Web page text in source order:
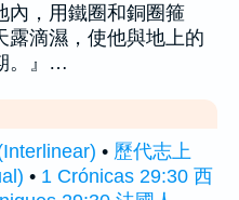
內，用鐵圈和銅圈箍
露滴濕，使他與地上的
。』…
• 歷代志上
• 1 Crónicas 29:30 西